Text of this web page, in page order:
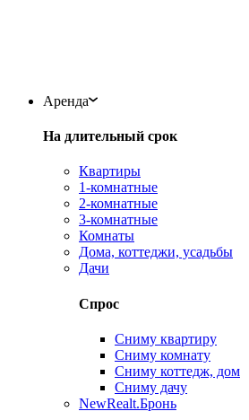
Аренда
На длительный срок
Квартиры
1-комнатные
2-комнатные
3-комнатные
Комнаты
Дома, коттеджи, усадьбы
Дачи
Спрос
Сниму квартиру
Сниму комнату
Сниму коттедж, дом
Сниму дачу
NewRealt.Бронь